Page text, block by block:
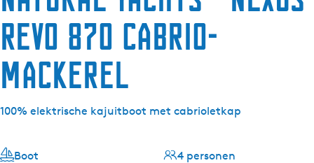
Revo 870 Cabrio-
Mackerel
100% elektrische kajuitboot met cabrioletkap
Boot 4 personen